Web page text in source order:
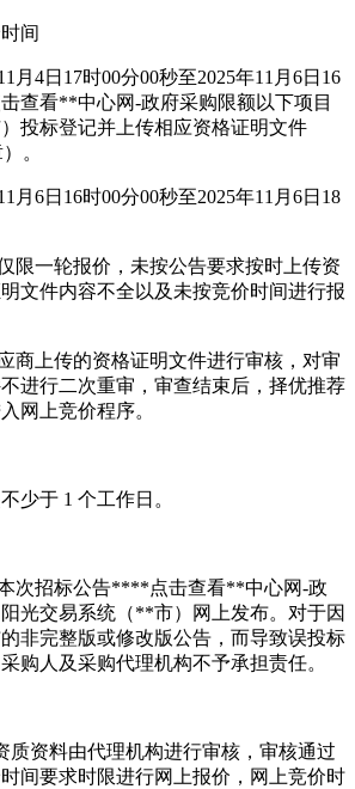
间
月4日17时00分00秒至2025年11月6日16
查看**中心网-政府采购限额以下项目
投标登记并上传相应资格证明文件
。
月6日16时00分00秒至2025年11月6日18
限一轮报价，未按公告要求按时上传资
文件内容不全以及未按竞价时间进行报
商上传的资格证明文件进行审核，对审
进行二次重审，审查结束后，择优推荐
网上竞价程序。
少于 1 个工作日。
次招标公告****点击查看**中心网-政
光交易系统（**市）网上发布。对于因
非完整版或修改版公告，而导致误投标
购人及采购代理机构不予承担责任。
质资料由代理机构进行审核，审核通过
间要求时限进行网上报价，网上竞价时